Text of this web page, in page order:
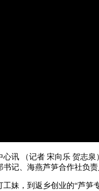
（记者 宋向乐 贺志泉
记、海燕芦笋合作社负责
，到返乡创业的“芦笋专